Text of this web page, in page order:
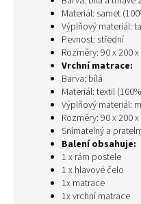
Materiál: samet
Výplňový materiál:
Pevnost: střední
Rozměry: 90 x 200
Vrchní matrace:
Barva: bílá
Materiál: textil
Výplňový materiál:
Rozměry: 90 x 200 x
Snímatelný a
Balení obsahuje:
1 x rám postele
1 x hlavové čelo
1x matrace
1x vrchní matrace